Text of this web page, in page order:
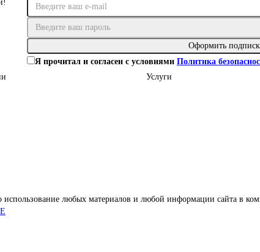
Оформить
Я прочитал и согласен с условиями Политика
Услуги
использование любых материалов и любой информации сайта в